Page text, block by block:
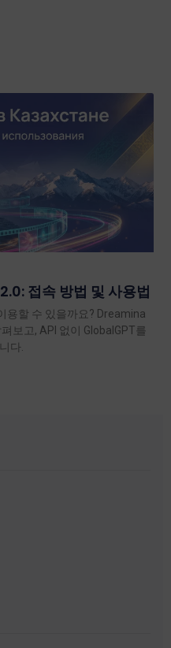
접속 방법 및 사용법
용할 수 있을까요? Dreamina
보고, API 없이 GlobalGPT를
다.